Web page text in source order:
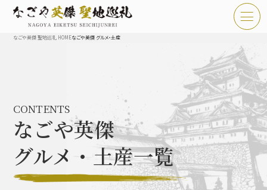
なごや英傑 聖地巡礼とは
なごや英傑 史跡 一覧
なごや英傑 グルメ・土産 一覧
なごや英傑 聖地巡礼 HOMEなごや英傑 グルメ・土産
CONTENTS
なごや英傑
グルメ・土産一覧